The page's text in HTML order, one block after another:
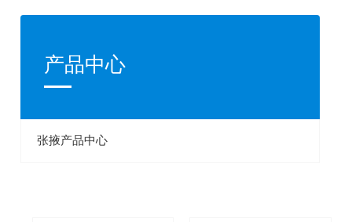
产品中心
张掖产品中心